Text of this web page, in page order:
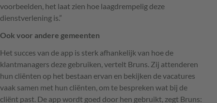
voorbeelden, het laat zien hoe laagdrempelig deze
dienstverlening is.”
Ook voor andere gemeenten
Het succes van de app is sterk afhankelijk van hoe de
klantmanagers deze gebruiken, vertelt Bruns. Zij attenderen
hun cliënten op het bestaan ervan en bekijken de vacatures
vaak samen met hun cliënten, om te bespreken wat bij de
cliënt past. De app wordt goed door hen gebruikt, zegt Bruns: